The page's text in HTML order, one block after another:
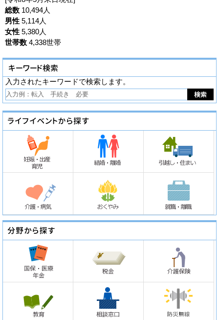
総数 10,494人
男性 5,114人
女性 5,380人
世帯数 4,338世帯
入力されたキーワードで検索します。